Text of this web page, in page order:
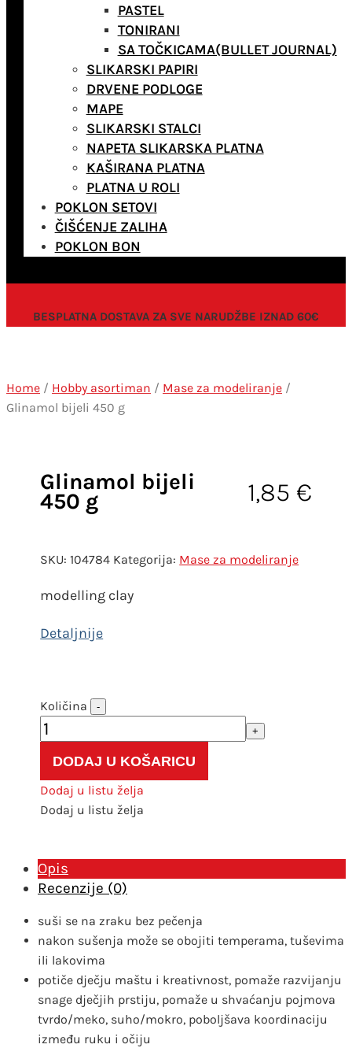
PASTEL
TONIRANI
SA TOČKICAMA(BULLET JOURNAL)
SLIKARSKI PAPIRI
DRVENE PODLOGE
MAPE
SLIKARSKI STALCI
NAPETA SLIKARSKA PLATNA
KAŠIRANA PLATNA
PLATNA U ROLI
POKLON SETOVI
ČIŠĆENJE ZALIHA
POKLON BON
BESPLATNA DOSTAVA ZA SVE NARUDŽBE IZNAD 60€
Home / Hobby asortiman / Mase za modeliranje /
Glinamol bijeli 450 g
Glinamol bijeli
450 g 1,85 €
SKU:104784 Kategorija: Mase za modeliranje
modelling clay
Glinamol
450
g
količina
-
+
DODAJ U KOŠARICU
Dodaj u listu želja
Dodaj u listu želja
Opis
Recenzije (0)
suši se na zraku bez pečenja
nakon sušenja može se obojiti temperama, tuševima
ili lakovima
potiče dječju maštu i kreativnost, pomaže razvijanju
snage dječjih prstiju, pomaže u shvaćanju pojmova
tvrdo/meko, suho/mokro, poboljšava koordinaciju
između ruku i očiju